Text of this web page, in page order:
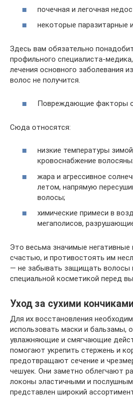
почечная и легочная
некоторые паразитарные
Здесь вам обязательно
профильного специалиста-
лечения основного заболевания
волос не получится.
Повреждающие факторы
Сюда относятся:
низкие температуры
кровоснабжение
жара и агрессивное
летом, напрямую
волосы;
химические примеси в
мегаполисов,
Это весьма значимые негативные
счастью, и противостоять им
— не забывать защищать волосы
специальной косметикой перед
Уход за сухими
Для их восстановления
использовать маски и бальзамы,
увлажняющие и смягчающие
помогают укрепить стержень и
предотвращают сечение и
чешуек. Они заметно облегчают
локоны эластичными и
представлен широкий